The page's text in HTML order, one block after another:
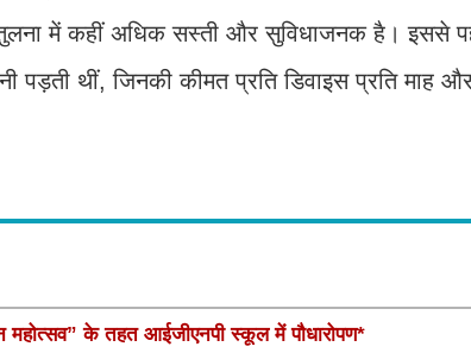
तुलना में कहीं अधिक सस्ती और सुविधाजनक है। इससे
पड़ती थीं, जिनकी कीमत प्रति डिवाइस प्रति
महोत्सव” के तहत आईजीएनपी स्कूल में पौधारोपण*